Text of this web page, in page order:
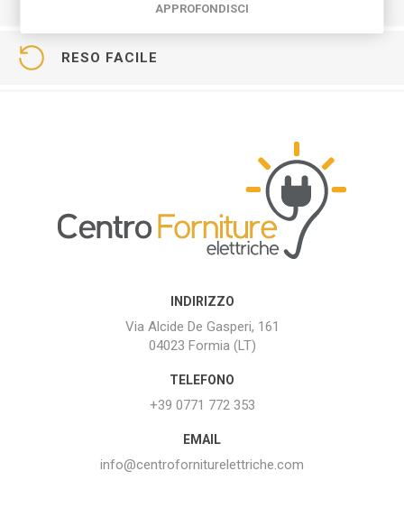
RESO FACILE
INDIRIZZO
Via Alcide De Gasperi, 161
04023 Formia (LT)
TELEFONO
+39 0771 772 353
EMAIL
info@centroforniturelettriche.com
APPROFONDISCI